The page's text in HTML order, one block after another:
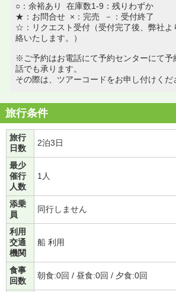
○：余裕あり 在庫数1-9：残りわずか
★：お問合せ ×：完売 －：受付終了
☆：リクエスト受付（受付完了後、弊社よ
絡いたします。）
※ご予約はお電話にて予約センターにて予
話でも承ります。
その際は、ツアーコードをお申し付けくだ
旅行条件
旅行
日数
2泊3日
最少
催行
人数
1人
添乗
員
同行しません
利用
交通
機関
船 利用
食事
回数
朝食:0回 / 昼食:0回 / 夕食:0回